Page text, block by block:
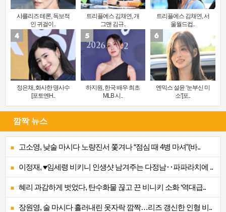
샤를리즈 테론, 독보적
인 귀걸이..
트리플에스 김채연, 개
그맨 김규..
트리플에스 김채연, 서
울월드컵..
정은채, 화사한 명사수
[포토엔H..
하지원, 한국 배우 최초
MLB 시..
엔믹스 설윤 ‘눈부신 미
소’[포..
깜짝 뉴스
고소영, 낮술 마시다 노량진서 쫓겨나 “점심 때 4병 마셔”(바..
이정재, ♥임세령 비키니 인생샷 남겨주는 다정남‥파파라치에 ..
혜리 과감하게 벗었다, 탄수화물 끊고 끈 비니키 소화 ‘역대급..
장원영, 술 마시다 흘러내린 옷자락 깜짝…리즈 갱신한 인형 비..